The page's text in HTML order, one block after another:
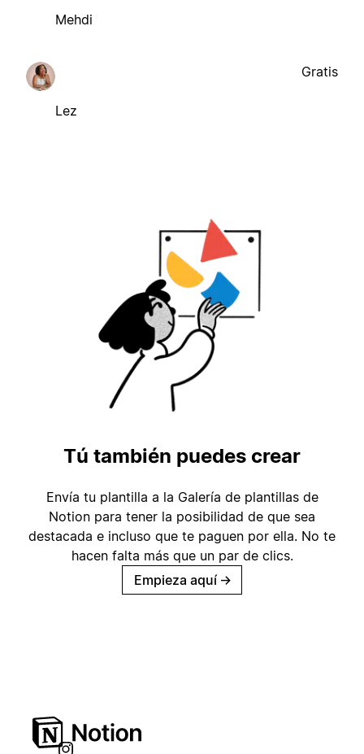
Mehdi
Lez
Gratis
Tú también puedes crear
Envía tu plantilla a la Galería de plantillas de
Notion para tener la posibilidad de que sea
destacada e incluso que te paguen por ella. No te
hacen falta más que un par de clics.
Empieza aquí →